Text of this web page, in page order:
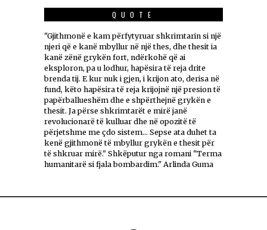
QUOTE
"Gjithmonë e kam përfytyruar shkrimtarin si një
njeri që e kanë mbyllur në një thes, dhe thesit ia
kanë zënë grykën fort, ndërkohë që ai
eksploron, pa u lodhur, hapësira të reja drite
brenda tij. E kur nuk i gjen, i krijon ato, derisa në
fund, këto hapësira të reja krijojnë një presion të
papërballueshëm dhe e shpërthejnë grykën e
thesit. Ja përse shkrimtarët e mirë janë
revolucionarë të kulluar dhe në opozitë të
përjetshme me çdo sistem... Sepse ata duhet ta
kenë gjithmonë të mbyllur grykën e thesit për
të shkruar mirë." Shkëputur nga romani "Terma
humanitarë si fjala bombardim." Arlinda Guma